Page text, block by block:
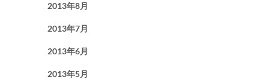
2013年8月
2013年7月
2013年6月
2013年5月